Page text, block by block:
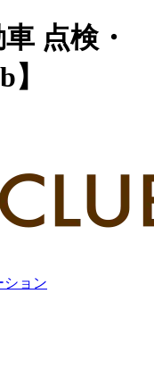
点検・
ション